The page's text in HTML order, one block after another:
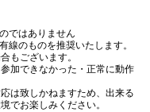
ではありません
のものを推奨いたします。
もございます。
加できなかった・正常に動作
は致しかねますため、出来る
でお楽しみください。